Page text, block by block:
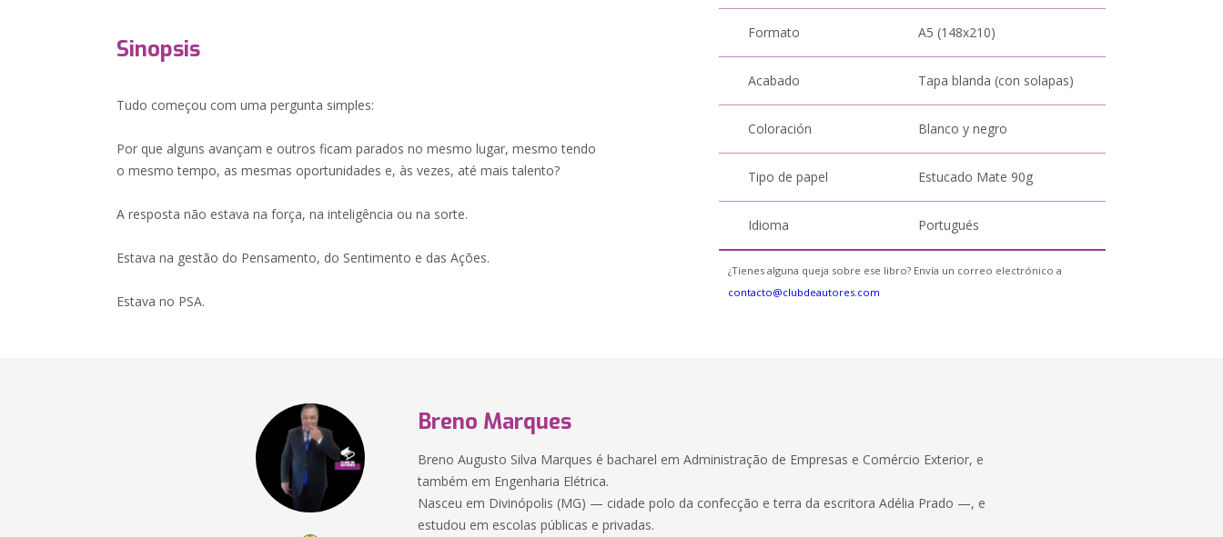
Sinopsis
Tudo começou com uma pergunta simples:
Por que alguns avançam e outros ficam parados no mesmo lugar, mesmo tendo
o mesmo tempo, as mesmas oportunidades e, às vezes, até mais talento?
A resposta não estava na força, na inteligência ou na sorte.
Estava na gestão do Pensamento, do Sentimento e das Ações.
Estava no PSA.
Formato A5 (148x210)
Acabado Tapa blanda (con solapas)
Coloración Blanco y negro
Tipo de papel Estucado Mate 90g
Idioma Portugués
¿Tienes alguna queja sobre ese libro? Envía un correo electrónico a
contacto@clubdeautores.com
Breno Marques
Breno Augusto Silva Marques é bacharel em Administração de Empresas e Comércio Exterior, e
também em Engenharia Elétrica.
Nasceu em Divinópolis (MG) — cidade polo da confecção e terra da escritora Adélia Prado —, e
estudou em escolas públicas e privadas.